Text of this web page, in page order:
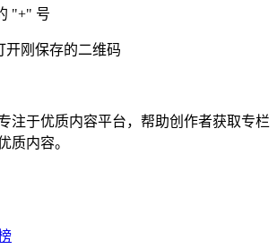
"+" 号
刚保存的二维码
注于优质内容平台，帮助创作者获取专栏
质内容。